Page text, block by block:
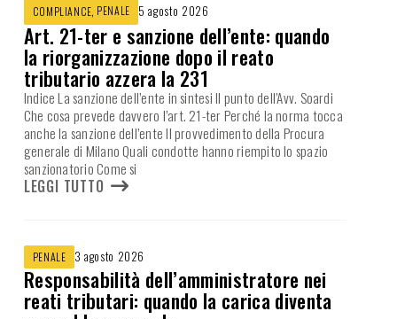
COMPLIANCE, PENALE 5 agosto 2026
Art. 21-ter e sanzione dell’ente: quando
la riorganizzazione dopo il reato
tributario azzera la 231
Indice La sanzione dell’ente in sintesi Il punto dell’Avv. Soardi
Che cosa prevede davvero l’art. 21-ter Perché la norma tocca
anche la sanzione dell’ente Il provvedimento della Procura
generale di Milano Quali condotte hanno riempito lo spazio
sanzionatorio Come si
LEGGI TUTTO
PENALE 3 agosto 2026
Responsabilità dell’amministratore nei
reati tributari: quando la carica diventa